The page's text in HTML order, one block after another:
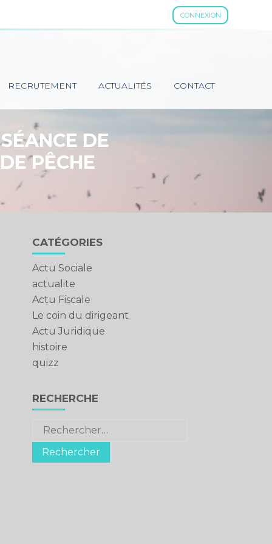
CONNEXION
RECRUTEMENT ACTUALITÉS CONTACT
DE
PÊCHE
Blog
sidebar
CATÉGORIES
Actu Sociale
actualite
Actu Fiscale
Le coin du dirigeant
Actu Juridique
histoire
quizz
RECHERCHE
Rechercher :